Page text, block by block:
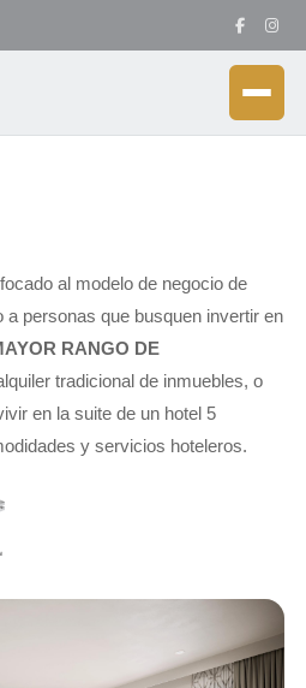
al modelo de negocio de
a personas que busquen invertir en
RANGO DE
tradicional de inmuebles, o
en la suite de un hotel 5
y servicios hoteleros.